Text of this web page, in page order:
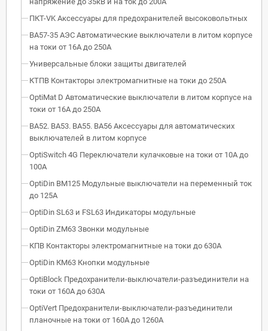
ПКТ-VK Аксессуары для предохранителей высоковольтных
ВА57-35 АЭС Автоматические выключатели в литом корпусе
на токи от 16А до 250А
Универсальные блоки защиты двигателей
КТПВ Контакторы электромагнитные на токи до 250А
OptiMat D Автоматические выключатели в литом корпусе на
токи от 16А до 250А
ВА52. ВА53. ВА55. ВА56 Аксессуары для автоматических
выключателей в литом корпусе
OptiSwitch 4G Переключатели кулачковые на токи от 10А до
100А
OptiDin BM125 Модульные выключатели на переменный ток
до 125А
OptiDin SL63 и FSL63 Индикаторы модульные
OptiDin ZM63 Звонки модульные
КПВ Контакторы электромагнитные на токи до 630А
OptiDin КМ63 Кнопки модульные
OptiBlock Предохранители-выключатели-разъединители на
токи от 160А до 630А
OptiVert Предохранители-выключатели-разъединители
планочные на токи от 160А до 1260А